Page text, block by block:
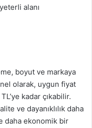
alanı
boyut ve markaya
olarak, uygun fiyat
kadar çıkabilir.
ve dayanıklılık daha
daha ekonomik bir